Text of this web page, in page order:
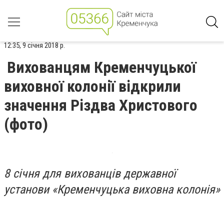
12:35, 9 січня 2018 р.
Вихованцям Кременчуцької
виховної колонії відкрили
значення Різдва Христового
(фото)
8 січня для вихованців державної
установи «Кременчуцька виховна колонія»